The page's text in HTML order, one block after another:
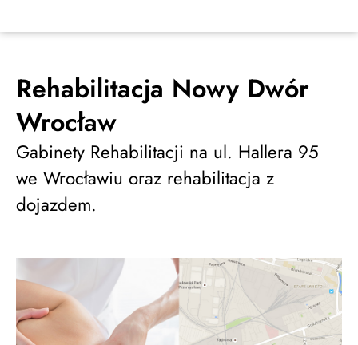
Rehabilitacja Nowy Dwór
Wrocław
Gabinety Rehabilitacji na ul. Hallera 95
we Wrocławiu oraz rehabilitacja z
dojazdem.